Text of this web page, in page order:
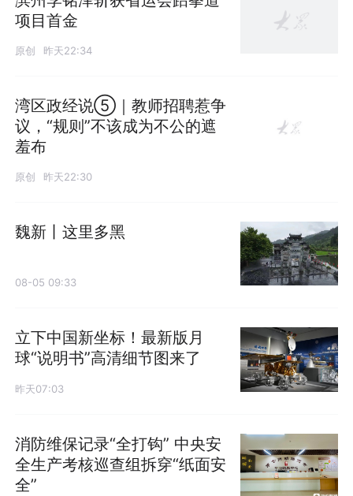
项目首金
原创 昨天22:34
湾区政经说⑤｜教师招聘惹争
议，“规则”不该成为不公的遮
羞布
原创 昨天22:30
魏新丨这里多黑
08-05 09:33
立下中国新坐标！最新版月
球“说明书”高清细节图来了
昨天07:03
消防维保记录“全打钩” 中央安
全生产考核巡查组拆穿“纸面安
全”